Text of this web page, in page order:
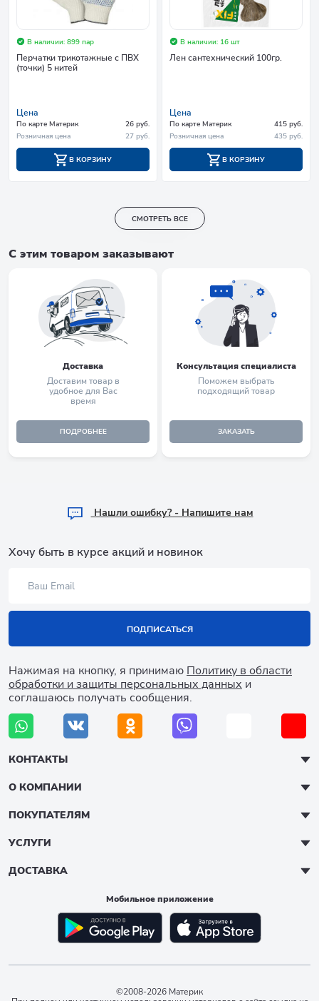
В наличии: 899 пар
Перчатки трикотажные с ПВХ
(точки) 5 нитей
Цена
По карте Материк
26 руб.
Розничная цена
27 руб.
В КОРЗИНУ
В наличии: 16 шт
Лен сантехнический 100гр.
Цена
По карте Материк
415 руб.
Розничная цена
435 руб.
В КОРЗИНУ
СМОТРЕТЬ ВСЕ
С этим товаром заказывают
Доставка
Доставим товар в
удобное для Вас
время
ПОДРОБНЕЕ
Консультация специалиста
Поможем выбрать
подходящий товар
ЗАКАЗАТЬ
Hашли ошибку? - Напишите нам
Хочу быть в курсе акций и новинок
ПОДПИСАТЬСЯ
Нажимая на кнопку, я принимаю Политику в области
обработки и защиты персональных данных и
соглашаюсь получать сообщения.
КОНТАКТЫ
О КОМПАНИИ
ПОКУПАТЕЛЯМ
УСЛУГИ
ДОСТАВКА
Мобильное приложение
©2008-2026 Материк